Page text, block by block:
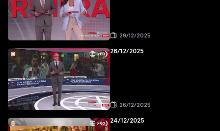
29/12/2025
26/12/2025
26/12/2025
24/12/2025